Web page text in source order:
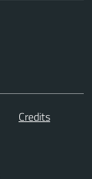
Credits